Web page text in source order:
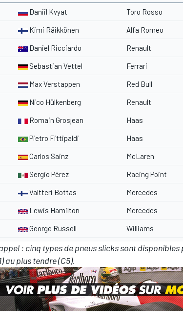
Daniil Kvyat Toro Rosso
Kimi Räikkönen Alfa Romeo
Daniel Ricciardo Renault
Sebastian Vettel Ferrari
Max Verstappen Red Bull
Nico Hülkenberg Renault
Romain Grosjean Haas
Pietro Fittipaldi Haas
Carlos Sainz McLaren
Sergio Pérez Racing Point
Valtteri Bottas Mercedes
Lewis Hamilton Mercedes
George Russell Williams
: cinq types de pneus slicks sont
au plus tendre (C5).